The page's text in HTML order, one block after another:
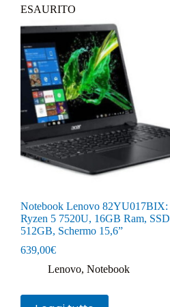
ESAURITO
Notebook Lenovo 82YU017BIX:
Ryzen 5 7520U, 16GB Ram, SSD
512GB, Schermo 15,6”
639,00€
Lenovo, Notebook